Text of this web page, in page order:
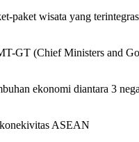
wisata yang
GT (Chief Ministers and
ekonomi diantara 3
ASEAN